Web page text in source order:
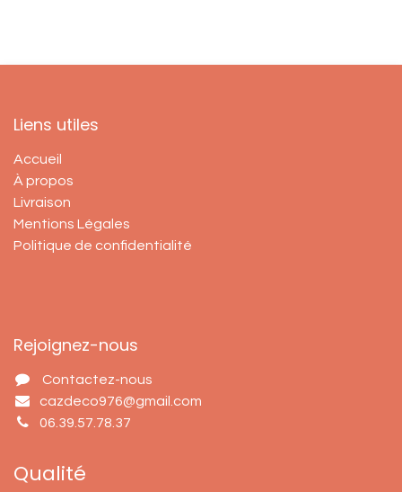
Liens utiles
Accueil
À propos
Livraison
Mentions Légales
Politique de confidentialité
Rejoignez-nous
Contactez-nous
cazdeco976@gmail.com
06.39.57.78.37
Qualité